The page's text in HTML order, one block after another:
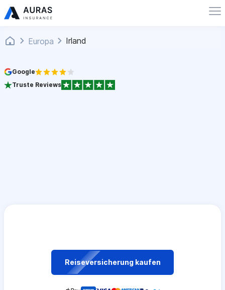
Europa Irland
Google
Truste Reviews
Reiseversicherung kaufen